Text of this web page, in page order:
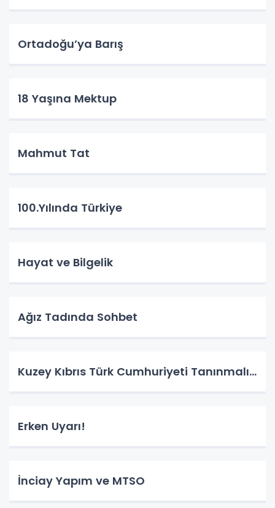
Ortadoğu’ya Barış
18 Yaşına Mektup
Mahmut Tat
100.Yılında Türkiye
Hayat ve Bilgelik
Ağız Tadında Sohbet
Kuzey Kıbrıs Türk Cumhuriyeti Tanınmalı…
Erken Uyarı!
İnciay Yapım ve MTSO